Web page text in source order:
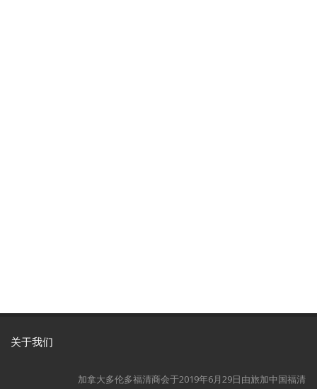
关于我们
加拿大多伦多福清商会于2019年6月29日由旅加中国福清